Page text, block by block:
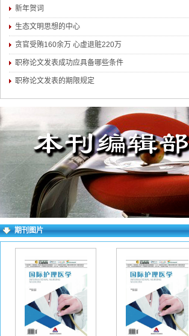
新年贺词
生态文明思想的中心
贪官受贿160余万 心虚退赃220万
职称论文发表成功应具备哪些条件
职称论文发表的期限规定
期刊图片